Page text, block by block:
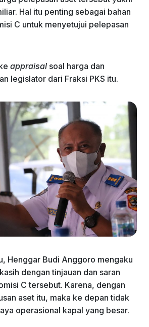
Hal itu penting sebagai bahan
C untuk menyetujui pelepasan
appraisal soal harga dan
legislator dari Fraksi PKS itu.
Henggar Budi Anggoro mengaku
dengan tinjauan dan saran
C tersebut. Karena, dengan
aset itu, maka ke depan tidak
operasional kapal yang besar.